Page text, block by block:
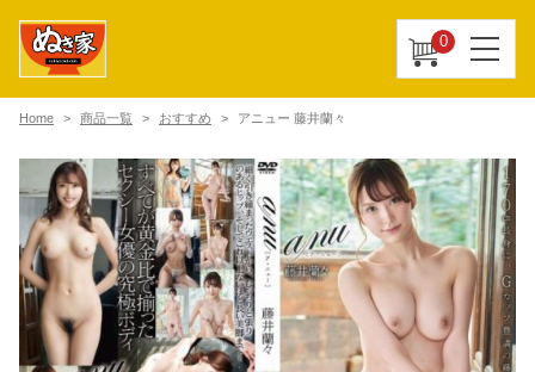
0
Home 商品一覧 おすすめ アニュー 藤井蘭々